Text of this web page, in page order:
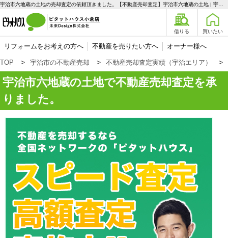
借りる 買いたい
リフォームをお考えの方へ 不動産を売りたい方へ オーナー様へ
TOP 宇治市の不動産売却 不動産売却査定実績（宇治エリア）
宇治市六地蔵の土地で不動産売却査定を承
りました。